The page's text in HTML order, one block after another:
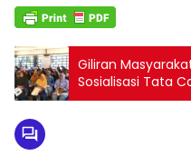
Giliran
Sosialisasi Tata
Terhadap